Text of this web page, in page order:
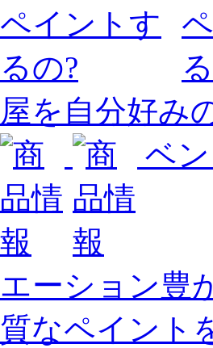
屋を自分好み
ベ
エーション豊
質なペイント